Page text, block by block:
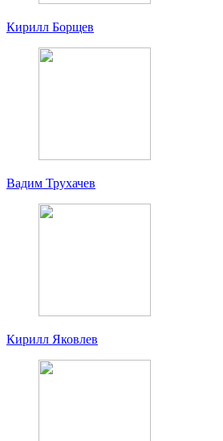
Кирилл Борщев
Вадим Трухачев
Кирилл Яковлев